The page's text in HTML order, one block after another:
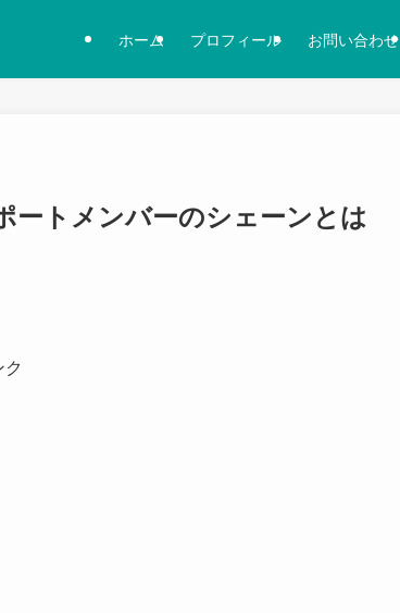
ホーム プロフィール お問い合わせ
ートメンバーのシェーンとは